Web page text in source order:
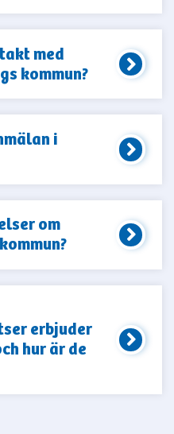
med
kommun?
i
om
erbjuder
hur är de